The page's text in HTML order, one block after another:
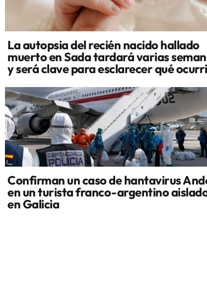
La autopsia del recién nacido hallado
muerto en Sada tardará varias
y será clave para esclarecer qué
Confirman un caso de hantavirus
en un turista franco-argentino
en Galicia